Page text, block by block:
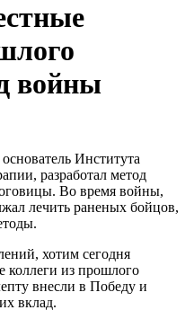
войны
основатель Института
разработал метод
Во время войны,
лечить раненых бойцов,